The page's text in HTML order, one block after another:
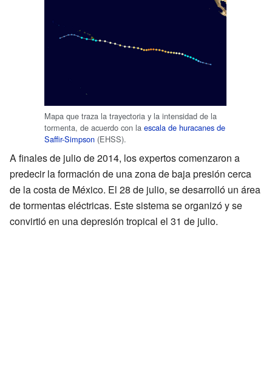
Mapa que traza la trayectoria y la intensidad de la
tormenta, de acuerdo con la escala de huracanes de
Saffir-Simpson (EHSS).
A finales de julio de 2014, los expertos comenzaron a
predecir la formación de una zona de baja presión cerca
de la costa de México. El 28 de julio, se desarrolló un área
de tormentas eléctricas. Este sistema se organizó y se
convirtió en una depresión tropical el 31 de julio.